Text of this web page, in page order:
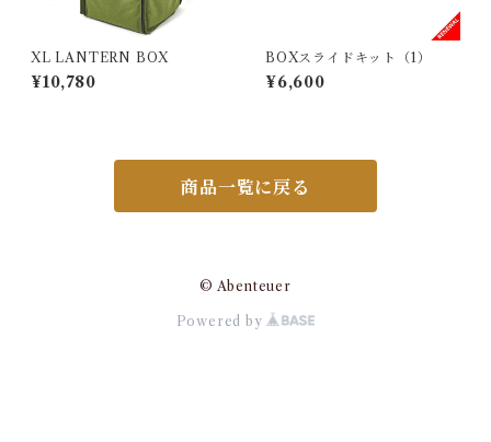
XL LANTERN BOX
¥10,780
BOXスライドキット（1）
¥6,600
商品一覧に戻る
© Abenteuer
Powered by